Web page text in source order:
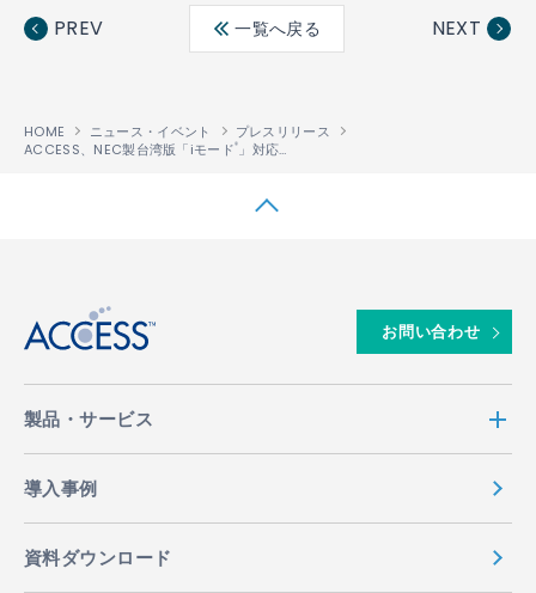
ebo ter
edin
PREV 一覧へ戻る NEXT
HOME ニュース・イベント
プレスリリース
ACCESS、NEC製台湾版「iモード® 」対応最新携帯電話にブラウザとJava実行環境を提供
お問い合わせ
製品・サービス
導入事例
資料ダウンロード